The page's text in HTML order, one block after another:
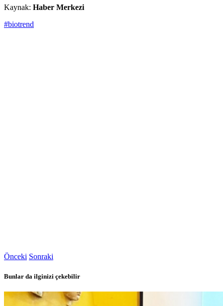
Kaynak: Haber Merkezi
#biotrend
Önceki Sonraki
Bunlar da ilginizi çekebilir